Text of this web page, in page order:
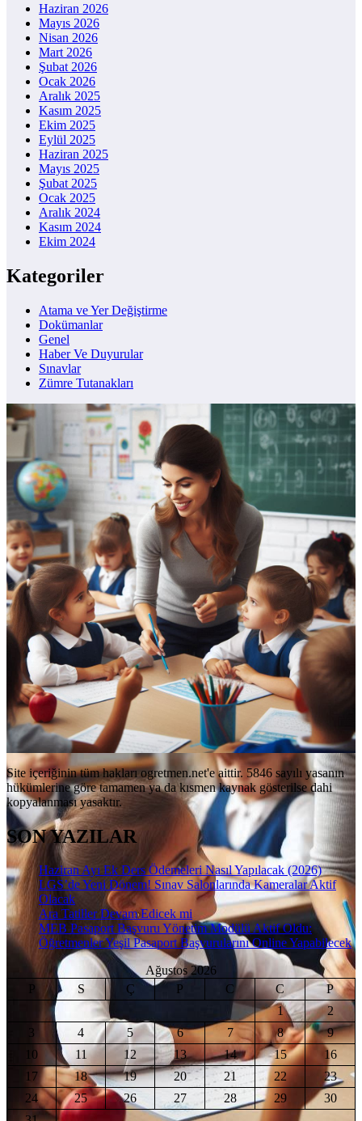
Haziran 2026
Mayıs 2026
Nisan 2026
Mart 2026
Şubat 2026
Ocak 2026
Aralık 2025
Kasım 2025
Ekim 2025
Eylül 2025
Haziran 2025
Mayıs 2025
Şubat 2025
Ocak 2025
Aralık 2024
Kasım 2024
Ekim 2024
Kategoriler
Atama ve Yer Değiştirme
Dokümanlar
Genel
Haber Ve Duyurular
Sınavlar
Zümre Tutanakları
Site içeriğinin tüm hakları ogretmen.net'e aittir. 5846 sayılı yasanın
hükümlerine göre tamamen ya da kısmen kaynak gösterilse dahi
kopyalanması yasaktır.
SON YAZILAR
Haziran Ayı Ek Ders Ödemeleri Nasıl Yapılacak (2026)
LGS’de Yeni Dönem! Sınav Salonlarında Kameralar Aktif
Olacak
Ara Tatiller Devam Edicek mi
MEB Pasaport Başvuru Yönetim Modülü Aktif Oldu:
Öğretmenler Yeşil Pasaport Başvurularını Online Yapabilecek
Ağustos 2026
P
S Ç P C C
P
1
2
3
4 5 6 7 8
9
10
11 12 13 14 15
16
17
18 19 20 21 22
23
24
25 26 27 28 29
30